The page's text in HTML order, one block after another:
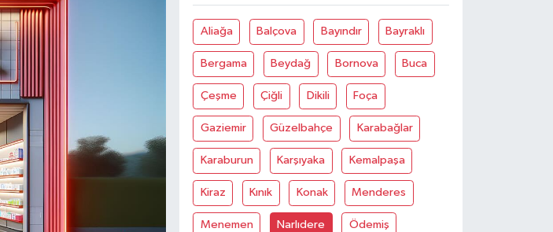
Aliağa Balçova Bayındır Bayraklı
Bergama Beydağ Bornova Buca
Çeşme Çiğli Dikili Foça
Gaziemir Güzelbahçe Karabağlar
Karaburun Karşıyaka Kemalpaşa
Kiraz Kınık Konak Menderes
Menemen Narlıdere Ödemiş